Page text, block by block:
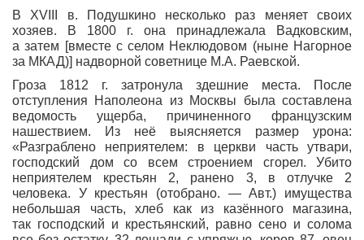
В XVIII в. Подушкино несколько раз меняет своих
хозяев. В 1800 г. она принадлежала Вадковским,
а затем [вместе с селом Неклюдовом (ныне Нагорное
за МКАД)] надворной советнице М.А. Раевской.
Гроза 1812 г. затронула здешние места. После
отступления Наполеона из Москвы была составлена
ведомость ущерба, причиненного французским
нашествием. Из неё выясняется размер урона:
«Разграблено неприятелем: в церкви часть утвари,
господский дом со всем строением сгорел. Убито
неприятелем крестьян 2, ранено 3, в отлучке 2
человека. У крестьян (отобрано. — Авт.) имущества
небольшая часть, хлеб как из казённого магазина,
так господский и крестьянский, равно сено и солома